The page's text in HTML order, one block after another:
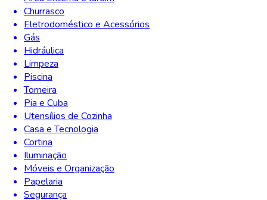
Churrasco
Eletrodoméstico e Acessórios
Gás
Hidráulica
Limpeza
Piscina
Torneira
Pia e Cuba
Utensílios de Cozinha
Casa e Tecnologia
Cortina
Iluminação
Móveis e Organização
Papelaria
Segurança